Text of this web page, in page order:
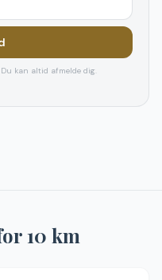
kan altid afmelde dig.
10 km